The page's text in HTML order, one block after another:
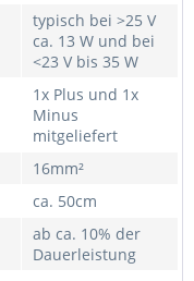
typisch bei >25 V
ca. 13 W und bei
<23 V bis 35 W
1x Plus und 1x
Minus
mitgeliefert
16mm²
ca. 50cm
ab ca. 10% der
Dauerleistung